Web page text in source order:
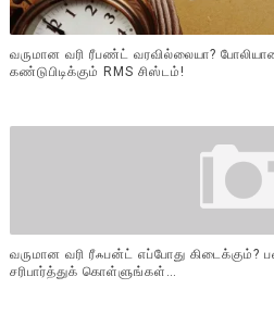
வருமான வரி ரீபண்ட் வரவில்லையா?
கண்டுபிடிக்கும் RMS சிஸ்டம்!
வருமான வரி ரீஃபன்ட் எப்போது
சரிபார்த்துக் கொள்ளுங்கள்…